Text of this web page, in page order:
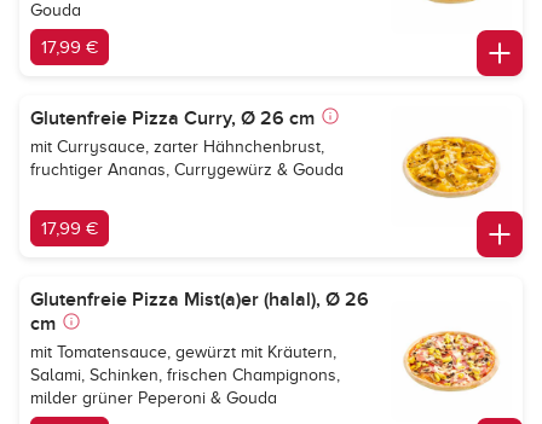
Gouda
17,99 €
Glutenfreie Pizza Curry, Ø 26 cm
mit Currysauce, zarter Hähnchenbrust,
fruchtiger Ananas, Currygewürz & Gouda
17,99 €
Glutenfreie Pizza Mist(a)er (halal), Ø 26
cm
mit Tomatensauce, gewürzt mit Kräutern,
Salami, Schinken, frischen Champignons,
milder grüner Peperoni & Gouda